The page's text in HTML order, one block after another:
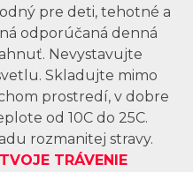
pre deti, tehotné a
odporúčaná denná
Nevystavujte
Skladujte mimo
prostredí, v dobre
od 10C do 25C.
rozmanitej stravy.
TRÁVENIE